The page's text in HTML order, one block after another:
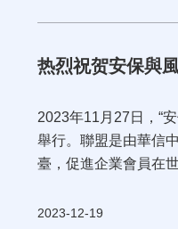
热烈祝贺安保與
2023年11月27日，“
舉行。聯盟是由華信
臺，促進企業會員在
2023-12-19